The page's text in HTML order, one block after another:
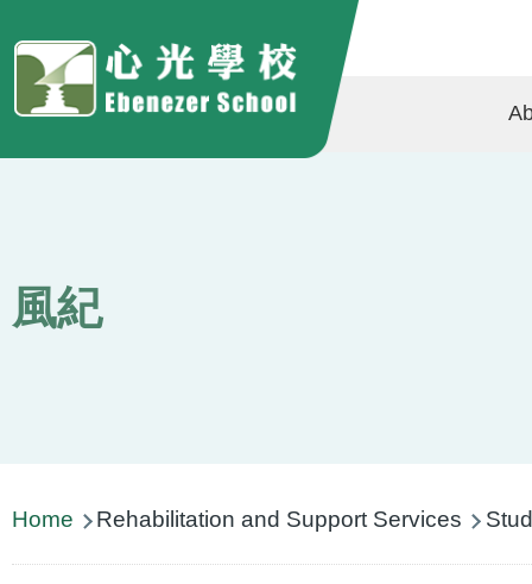
風紀
Home Rehabilitation and Support Services